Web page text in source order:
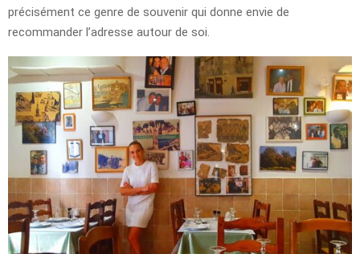
précisément ce genre de souvenir qui donne envie de
recommander l’adresse autour de soi.